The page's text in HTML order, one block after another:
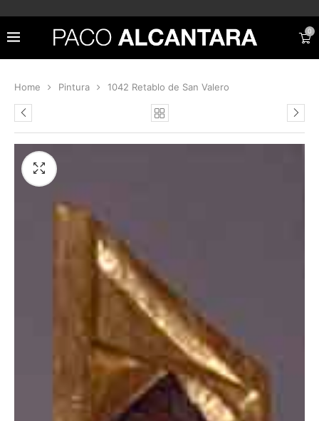
0
Home Pintura 1042 Retablo de San Valero